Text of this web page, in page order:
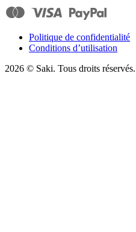
Politique de confidentialité
Conditions d’utilisation
2026 © Saki. Tous droits réservés.